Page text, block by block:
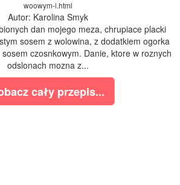
woowym-i.html
Autor: Karolina Smyk
dan mojego meza, chrupiace placki
sosem z wolowina, z dodatkiem ogorka
czosnkowym. Danie, ktore w roznych
odslonach mozna z...
cały przepis...